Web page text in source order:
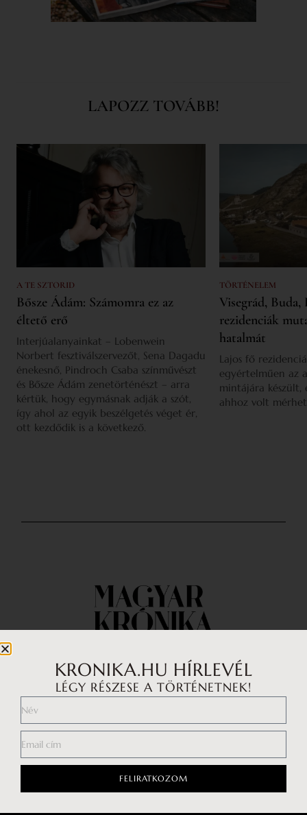
LAPOZZ TOVÁBB!
A TE SZTORID
Bősze Ádám: Számomra ez az
éltető erő
Interjúalanyainkat – Lobenwein
Norbert fesztiválszervezőt, Sena Dagadu
énekesnő, Pindroch Csaba színművészt
és Bősze Ádám zenetörténészt – arra
kértük, hogy egymásnak adják a szót,
így ahol az egyik beszélgetés véget ér,
ott kezdődik is a következő.
TÖRTÉNELEM
Visegrád,
rezidenciák
hatalmát
Lajos fő
egyértelműen az
mintájára készült,
ahhoz volt
Impresszum
Adatkezelési tájékoztató
KRONIKA.HU HÍRLEVÉL
LÉGY RÉSZESE A TÖRTÉNETNEK!
FELIRATKOZOM